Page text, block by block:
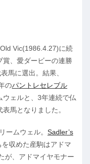
Vic(1986.4.27)に続
、愛ダービーの連勝
馬に選出。結果、
のパントレセレブル
ウェルと、3年連続で仏
馬となりました。
ームウェル。 Sadler’s
収めた産駒はアドマ
が、アドマイヤモナー